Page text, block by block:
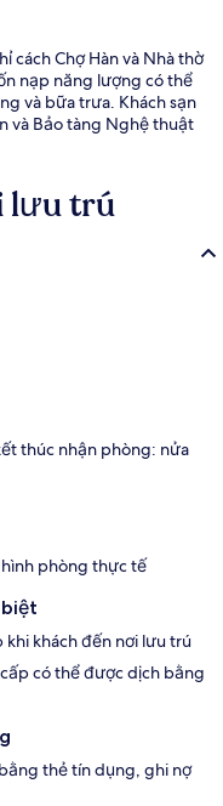
cách Chợ Hàn và Nhà thờ
nạp năng lượng có thể
và bữa trưa. Khách sạn
và Bảo tàng Nghệ thuật
lưu trú
thúc nhận phòng: nửa
phòng thực tế
khách đến nơi lưu trú
có thể được dịch bằng
thẻ tín dụng, ghi nợ